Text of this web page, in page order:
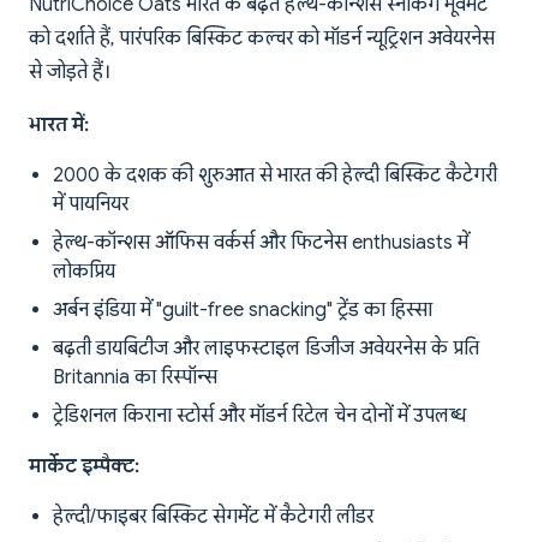
NutriChoice Oats भारत के बढ़ते हेल्थ-कॉन्शस स्नैकिंग मूवमेंट
को दर्शाते हैं, पारंपरिक बिस्किट कल्चर को मॉडर्न न्यूट्रिशन अवेयरनेस
से जोड़ते हैं।
भारत में:
2000 के दशक की शुरुआत से भारत की हेल्दी बिस्किट कैटेगरी
में पायनियर
हेल्थ-कॉन्शस ऑफिस वर्कर्स और फिटनेस enthusiasts में
लोकप्रिय
अर्बन इंडिया में "guilt-free snacking" ट्रेंड का हिस्सा
बढ़ती डायबिटीज और लाइफस्टाइल डिजीज अवेयरनेस के प्रति
Britannia का रिस्पॉन्स
ट्रेडिशनल किराना स्टोर्स और मॉडर्न रिटेल चेन दोनों में उपलब्ध
मार्केट इम्पैक्ट:
हेल्दी/फाइबर बिस्किट सेगमेंट में कैटेगरी लीडर